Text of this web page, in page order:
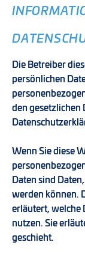
Die Betreiber
persönlichen
den gesetzlichen
Wenn Sie diese
Daten sind
werden können.
erläutert, welche
nutzen. Sie
geschieht.